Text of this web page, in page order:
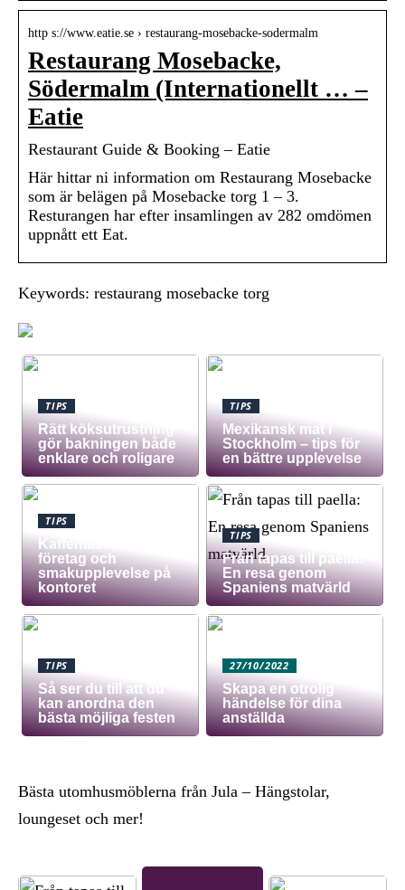
http s://www.eatie.se › restaurang-mosebacke-sodermalm
Restaurang Mosebacke,
Södermalm (Internationellt … –
Eatie
Restaurant Guide & Booking – Eatie
Här hittar ni information om Restaurang Mosebacke
som är belägen på Mosebacke torg 1 – 3.
Resturangen har efter insamlingen av 282 omdömen
uppnått ett Eat.
Keywords: restaurang mosebacke torg
TIPS
Rätt köksutrustning
gör bakningen både
enklare och roligare
TIPS
Mexikansk mat i
Stockholm – tips för
en bättre upplevelse
TIPS
Kaffemaskin för
företag och
smakupplevelse på
kontoret
TIPS
Från tapas till paella:
En resa genom
Spaniens matvärld
TIPS
Så ser du till att du
kan anordna den
bästa möjliga festen
27/10/2022
Skapa en otrolig
händelse för dina
anställda
Bästa utomhusmöblerna från Jula – Hängstolar,
loungeset och mer!